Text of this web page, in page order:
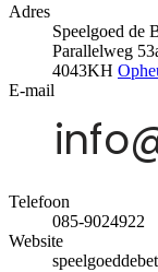
Adres
Speelgoed de
Parallelweg
4043KH
E-mail
Telefoon
085-9024922
Website